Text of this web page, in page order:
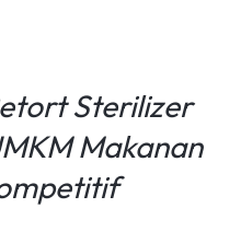
Sterilizer
Makanan